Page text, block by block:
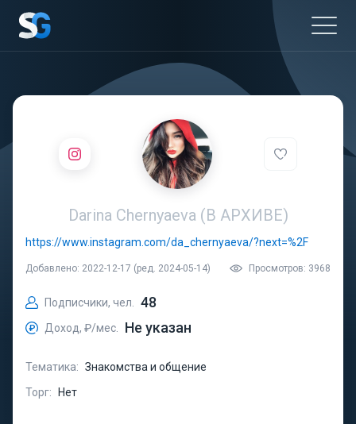
Darina Chernyaeva (В АРХИВЕ)
https://www.instagram.com/da_chernyaeva/?next=%2F
Добавлено: 2022-12-17 (ред. 2024-05-14) Просмотров: 3968
Подписчики, чел. 48
Доход, ₽/мес. Не указан
Тематика: Знакомства и общение
Торг:
Нет